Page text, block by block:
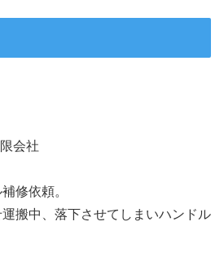
会社
修依頼。
搬中、落下させてしまいハンドル